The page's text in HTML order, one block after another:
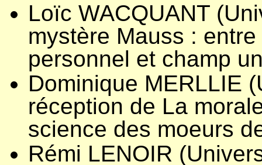
Loïc WACQUANT
mystère Mauss :
personnel et champ
Dominique MERLLIE
réception de La
science des moeurs
Rémi LENOIR